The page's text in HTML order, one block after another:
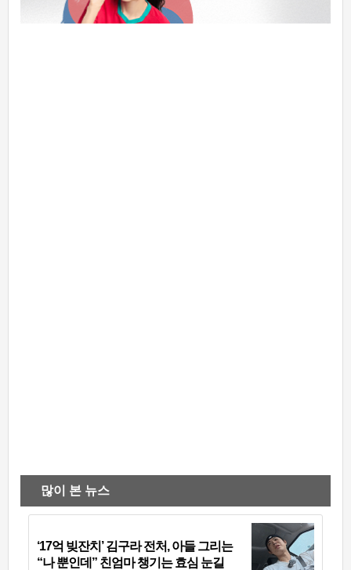
많이 본 뉴스
‘17억 빚잔치’ 김구라 전처, 아들 그리는
“나 뿐인데” 친엄마 챙기는 효심 눈길